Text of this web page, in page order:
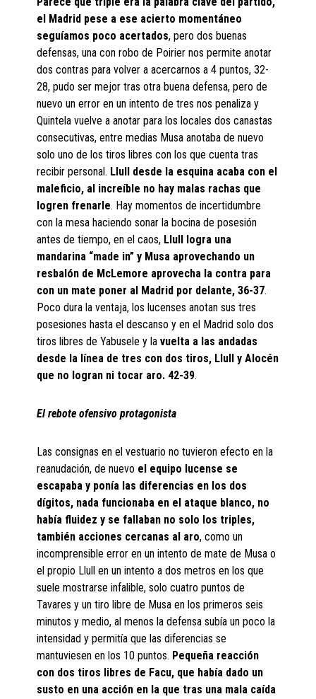
el Madrid pese a ese acierto momentáneo
seguíamos poco acertados, pero dos buenas
defensas, una con robo de Poirier nos permite anotar
dos contras para volver a acercarnos a 4 puntos, 32-
28, pudo ser mejor tras otra buena defensa, pero de
nuevo un error en un intento de tres nos penaliza y
Quintela vuelve a anotar para los locales dos canastas
consecutivas, entre medias Musa anotaba de nuevo
solo uno de los tiros libres con los que cuenta tras
recibir personal. Llull desde la esquina acaba con el
maleficio, al increíble no hay malas rachas que
logren frenarle. Hay momentos de incertidumbre
con la mesa haciendo sonar la bocina de posesión
antes de tiempo, en el caos, Llull logra una
mandarina “made in” y Musa aprovechando un
resbalón de McLemore aprovecha la contra para
con un mate poner al Madrid por delante, 36-37.
Poco dura la ventaja, los lucenses anotan sus tres
posesiones hasta el descanso y en el Madrid solo dos
tiros libres de Yabusele y lavuelta a las andadas
desde la línea de tres con dos tiros, Llull y Alocén
que no logran ni tocar aro. 42-39.
El rebote ofensivo protagonista
Las consignas en el vestuario no tuvieron efecto en la
reanudación, de nuevo el equipo lucense se
escapaba y ponía las diferencias en los dos
dígitos, nada funcionaba en el ataque blanco, no
había fluidez y se fallaban no solo los triples,
también acciones cercanas al aro, como un
incomprensible error en un intento de mate de Musa o
el propio Llull en un intento a dos metros en los que
suele mostrarse infalible, solo cuatro puntos de
Tavares y un tiro libre de Musa en los primeros seis
minutos y medio, al menos la defensa subía un poco la
intensidad y permitía que las diferencias se
mantuviesen en los 10 puntos. Pequeña reacción
con dos tiros libres de Facu, que había dado un
susto en una acción en la que tras una mala caída